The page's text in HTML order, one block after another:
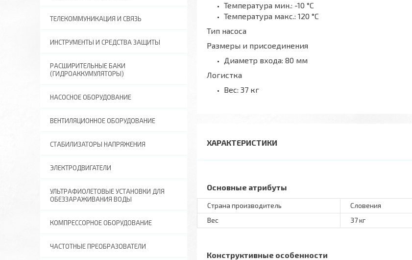
Температура мин.: -10 °С
Температура макс.: 120 °С
Тип насоса
Размеры и присоединения
Диаметр входа: 80 мм
Логистка
Вес: 37 кг
ХАРАКТЕРИСТИКИ
Основные атрибуты
Страна производитель
Словения
Вес
37 кг
Конструктивные особенности
ТЕЛЕКОММУНИКАЦИЯ И СВЯЗЬ
ИНСТРУМЕНТЫ И СРЕДСТВА ЗАЩИТЫ
РАСШИРИТЕЛЬНЫЕ БАКИ
(ГИДРОАККУМУЛЯТОРЫ)
НАСОСНОЕ ОБОРУДОВАНИЕ
ВЕНТИЛЯЦИОННОЕ ОБОРУДОВАНИЕ
СТАБИЛИЗАТОРЫ НАПРЯЖЕНИЯ
ЭЛЕКТРОДВИГАТЕЛИ
УЛЬТРАФИОЛЕТОВЫЕ УСТАНОВКИ ДЛЯ
ОБЕЗЗАРАЖИВАНИЯ ВОДЫ
КОМПРЕССОРНОЕ ОБОРУДОВАНИЕ
ЧАСТОТНЫЕ ПРЕОБРАЗОВАТЕЛИ